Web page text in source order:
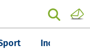
Inchieste